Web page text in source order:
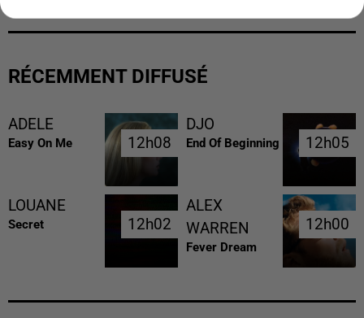
RÉCEMMENT DIFFUSÉ
ADELE
Easy On Me 12h08
12h08
DJO
End Of Beginning 12h05
12h05
LOUANE
Secret 12h02
12h02
ALEX
WARREN
Fever Dream
12h00
12h00